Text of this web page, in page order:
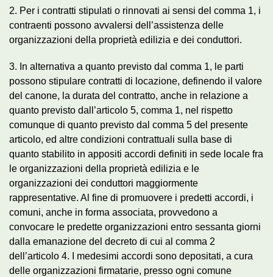
2. Per i contratti stipulati o rinnovati ai sensi del comma 1, i
contraenti possono avvalersi dell’assistenza delle
organizzazioni della proprietà edilizia e dei conduttori.
3. In alternativa a quanto previsto dal comma 1, le parti
possono stipulare contratti di locazione, definendo il valore
del canone, la durata del contratto, anche in relazione a
quanto previsto dall’articolo 5, comma 1, nel rispetto
comunque di quanto previsto dal comma 5 del presente
articolo, ed altre condizioni contrattuali sulla base di
quanto stabilito in appositi accordi definiti in sede locale fra
le organizzazioni della proprietà edilizia e le
organizzazioni dei conduttori maggiormente
rappresentative. Al fine di promuovere i predetti accordi, i
comuni, anche in forma associata, provvedono a
convocare le predette organizzazioni entro sessanta giorni
dalla emanazione del decreto di cui al comma 2
dell’articolo 4. I medesimi accordi sono depositati, a cura
delle organizzazioni firmatarie, presso ogni comune